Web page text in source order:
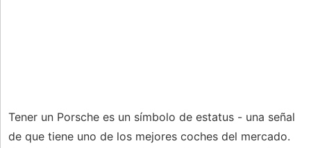
Tener un Porsche es un símbolo de estatus - una señal
de que tiene uno de los mejores coches del mercado.